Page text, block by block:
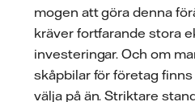
mogen att göra denna
kräver fortfarande stora
investeringar. Och om
skåpbilar för företag
välja på än. Striktare